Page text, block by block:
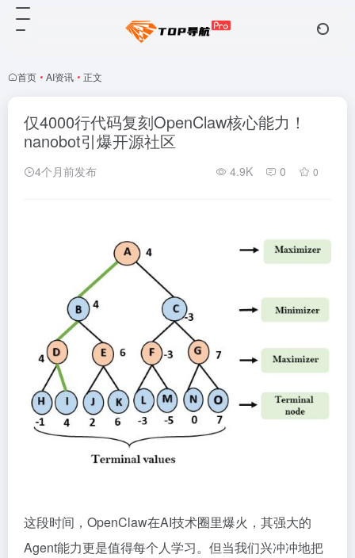
首页 • AI资讯 • 正文
仅4000行代码复刻OpenClaw核心能力！
nanobot引爆开源社区
4个月前发布 4.9K 0 0
这段时间，OpenClaw在AI技术圈里爆火，其强大的
Agent能力更是值得每个人学习。但当我们兴冲冲地把